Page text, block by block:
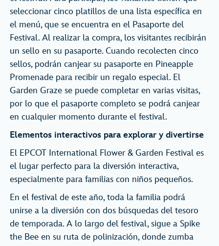
seleccionar cinco platillos de una lista específica en
el menú, que se encuentra en el Pasaporte del
Festival. Al realizar la compra, los visitantes recibirán
un sello en su pasaporte. Cuando recolecten cinco
sellos, podrán canjear su pasaporte en Pineapple
Promenade para recibir un regalo especial. El
Garden Graze se puede completar en varias visitas,
por lo que el pasaporte completo se podrá canjear
en cualquier momento durante el festival.
Elementos interactivos para explorar y divertirse
El EPCOT International Flower & Garden Festival es
el lugar perfecto para la diversión interactiva,
especialmente para familias con niños pequeños.
En el festival de este año, toda la familia podrá
unirse a la diversión con dos búsquedas del tesoro
de temporada. A lo largo del festival, sigue a Spike
the Bee en su ruta de polinización, donde zumba